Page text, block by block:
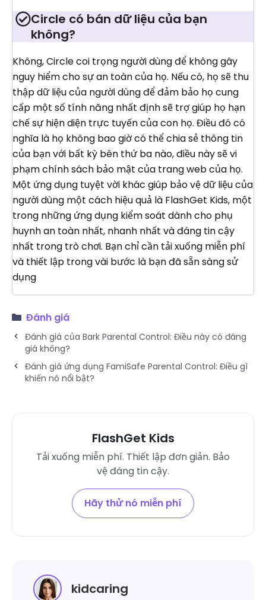
Circle có bán dữ liệu của bạn
không?
Không, Circle coi trọng người dùng để không gây
nguy hiểm cho sự an toàn của họ. Nếu có, họ sẽ thu
thập dữ liệu của người dùng để đảm bảo họ cung
cấp một số tính năng nhất định sẽ trợ giúp họ hạn
chế sự hiện diện trực tuyến của con họ. Điều đó có
nghĩa là họ không bao giờ có thể chia sẻ thông tin
của bạn với bất kỳ bên thứ ba nào, điều này sẽ vi
phạm chính sách bảo mật của trang web của họ.
Một ứng dụng tuyệt vời khác giúp bảo vệ dữ liệu của
người dùng một cách hiệu quả là FlashGet Kids, một
trong những ứng dụng kiểm soát dành cho phụ
huynh an toàn nhất, nhanh nhất và đáng tin cậy
nhất trong trò chơi. Bạn chỉ cần tải xuống miễn phí
và thiết lập trong vài bước là bạn đã sẵn sàng sử
dụng
Đánh giá
Đánh giá của Bark Parental Control: Điều này có đáng
giá không?
Đánh giá ứng dụng FamiSafe Parental Control: Điều gì
khiến nó nổi bật?
FlashGet Kids
Tải xuống miễn phí. Thiết lập đơn giản. Bảo
vệ đáng tin cậy.
Hãy thử nó miễn phí
kidcaring